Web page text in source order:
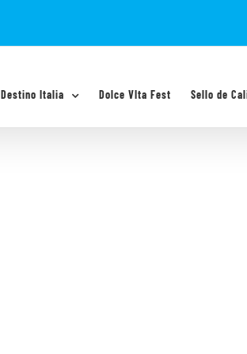
Destino Italia Dolce VIta Fest Sello de